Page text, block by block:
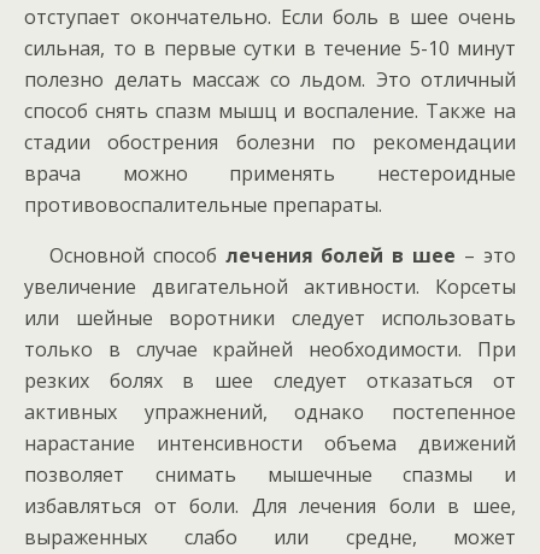
отступает окончательно. Если боль в шее очень
сильная, то в первые сутки в течение 5-10 минут
полезно делать массаж со льдом. Это отличный
способ снять спазм мышц и воспаление. Также на
стадии обострения болезни по рекомендации
врача можно применять нестероидные
противовоспалительные препараты.
Основной способ лечения болей в шее – это
увеличение двигательной активности. Корсеты
или шейные воротники следует использовать
только в случае крайней необходимости. При
резких болях в шее следует отказаться от
активных упражнений, однако постепенное
нарастание интенсивности объема движений
позволяет снимать мышечные спазмы и
избавляться от боли. Для лечения боли в шее,
выраженных слабо или средне, может